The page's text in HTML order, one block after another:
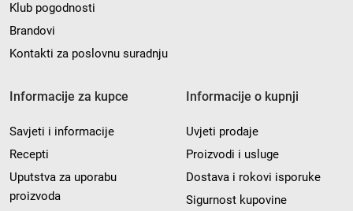
Klub pogodnosti
Brandovi
Kontakti za poslovnu suradnju
Informacije za kupce
Savjeti i informacije
Recepti
Uputstva za uporabu
proizvoda
Informacije o kupnji
Uvjeti prodaje
Proizvodi i usluge
Dostava i rokovi isporuke
Sigurnost kupovine